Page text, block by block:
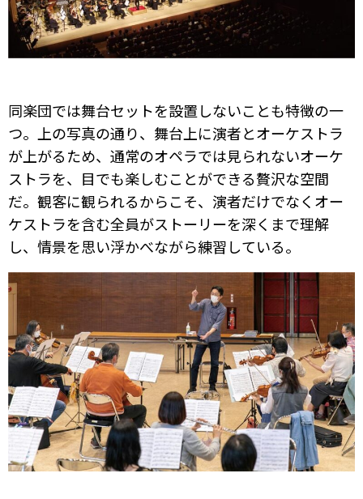
同楽団では舞台セットを設置しないことも特徴の一
つ。上の写真の通り、舞台上に演者とオーケストラ
が上がるため、通常のオペラでは見られないオーケ
ストラを、目でも楽しむことができる贅沢な空間
だ。観客に観られるからこそ、演者だけでなくオー
ケストラを含む全員がストーリーを深くまで理解
し、情景を思い浮かべながら練習している。